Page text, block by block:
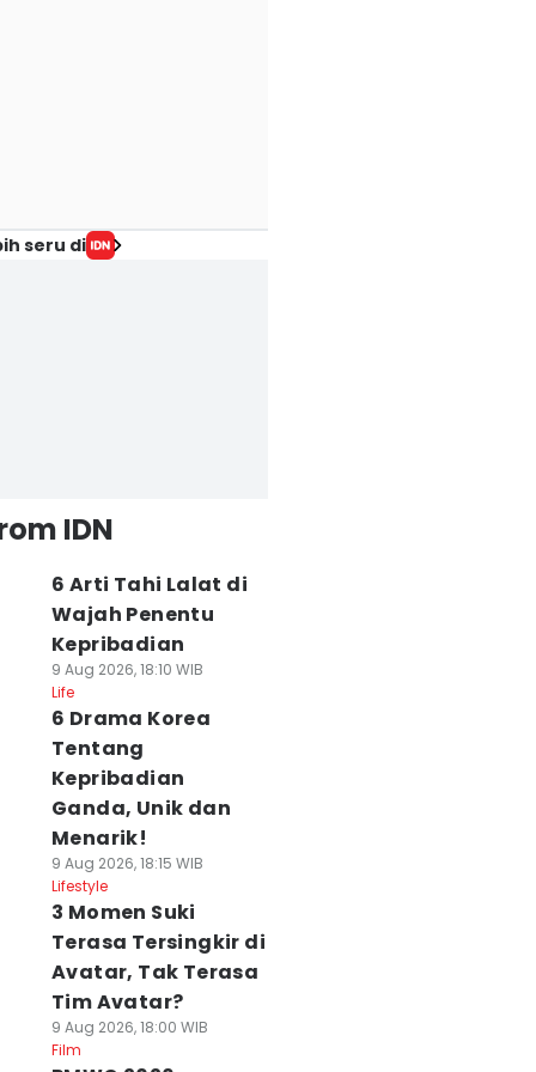
seru di
IDN
6 Arti Tahi Lalat di
Wajah Penentu
Kepribadian
9 Aug 2026, 18:10 WIB
Life
6 Drama Korea
Tentang
Kepribadian
Ganda, Unik dan
Menarik!
9 Aug 2026, 18:15 WIB
Lifestyle
3 Momen Suki
Terasa Tersingkir di
Avatar, Tak Terasa
Tim Avatar?
9 Aug 2026, 18:00 WIB
Film